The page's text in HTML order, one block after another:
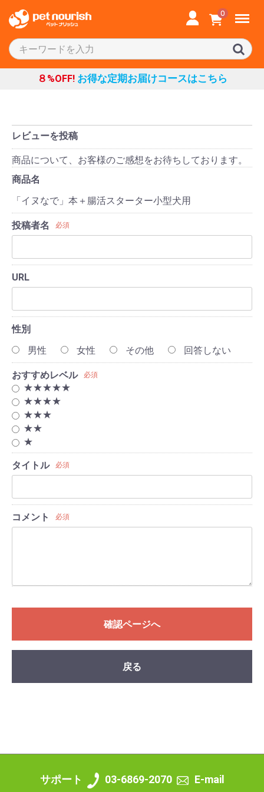
0 Menu
８%OFF!お得な定期お届けコースはこちら
レビューを投稿
商品について、お客様のご感想をお待ちしております。
商品名
「イヌなで」本＋腸活スターター小型犬用
投稿者名 必須
URL
性別
男性
女性 その他 回答しない
おすすめレベル 必須
★★★★★
★★★★
★★★
★★
★
タイトル 必須
コメント 必須
確認ページへ
戻る
サポート 03-6869-2070 E-mail